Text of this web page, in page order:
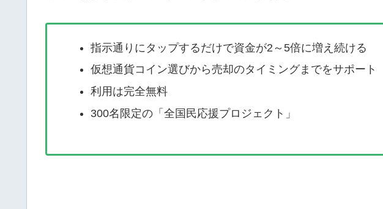
指示通りにタップするだけで資金が2～5倍に増え続ける
仮想通貨コイン選びから売却のタイミングまでをサポート
利用は完全無料
300名限定の「全国民応援プロジェクト」